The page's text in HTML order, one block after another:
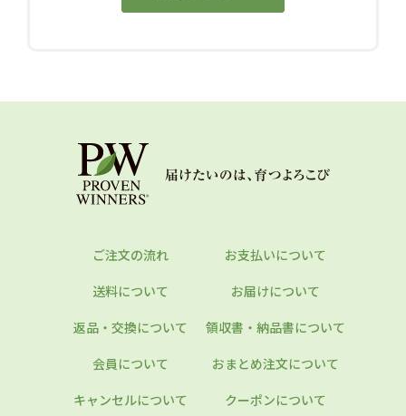
ご注文の流れ
お支払いについて
送料について
お届けについて
返品・交換について
領収書・納品書について
会員について
おまとめ注文について
キャンセルについて
クーポンについて